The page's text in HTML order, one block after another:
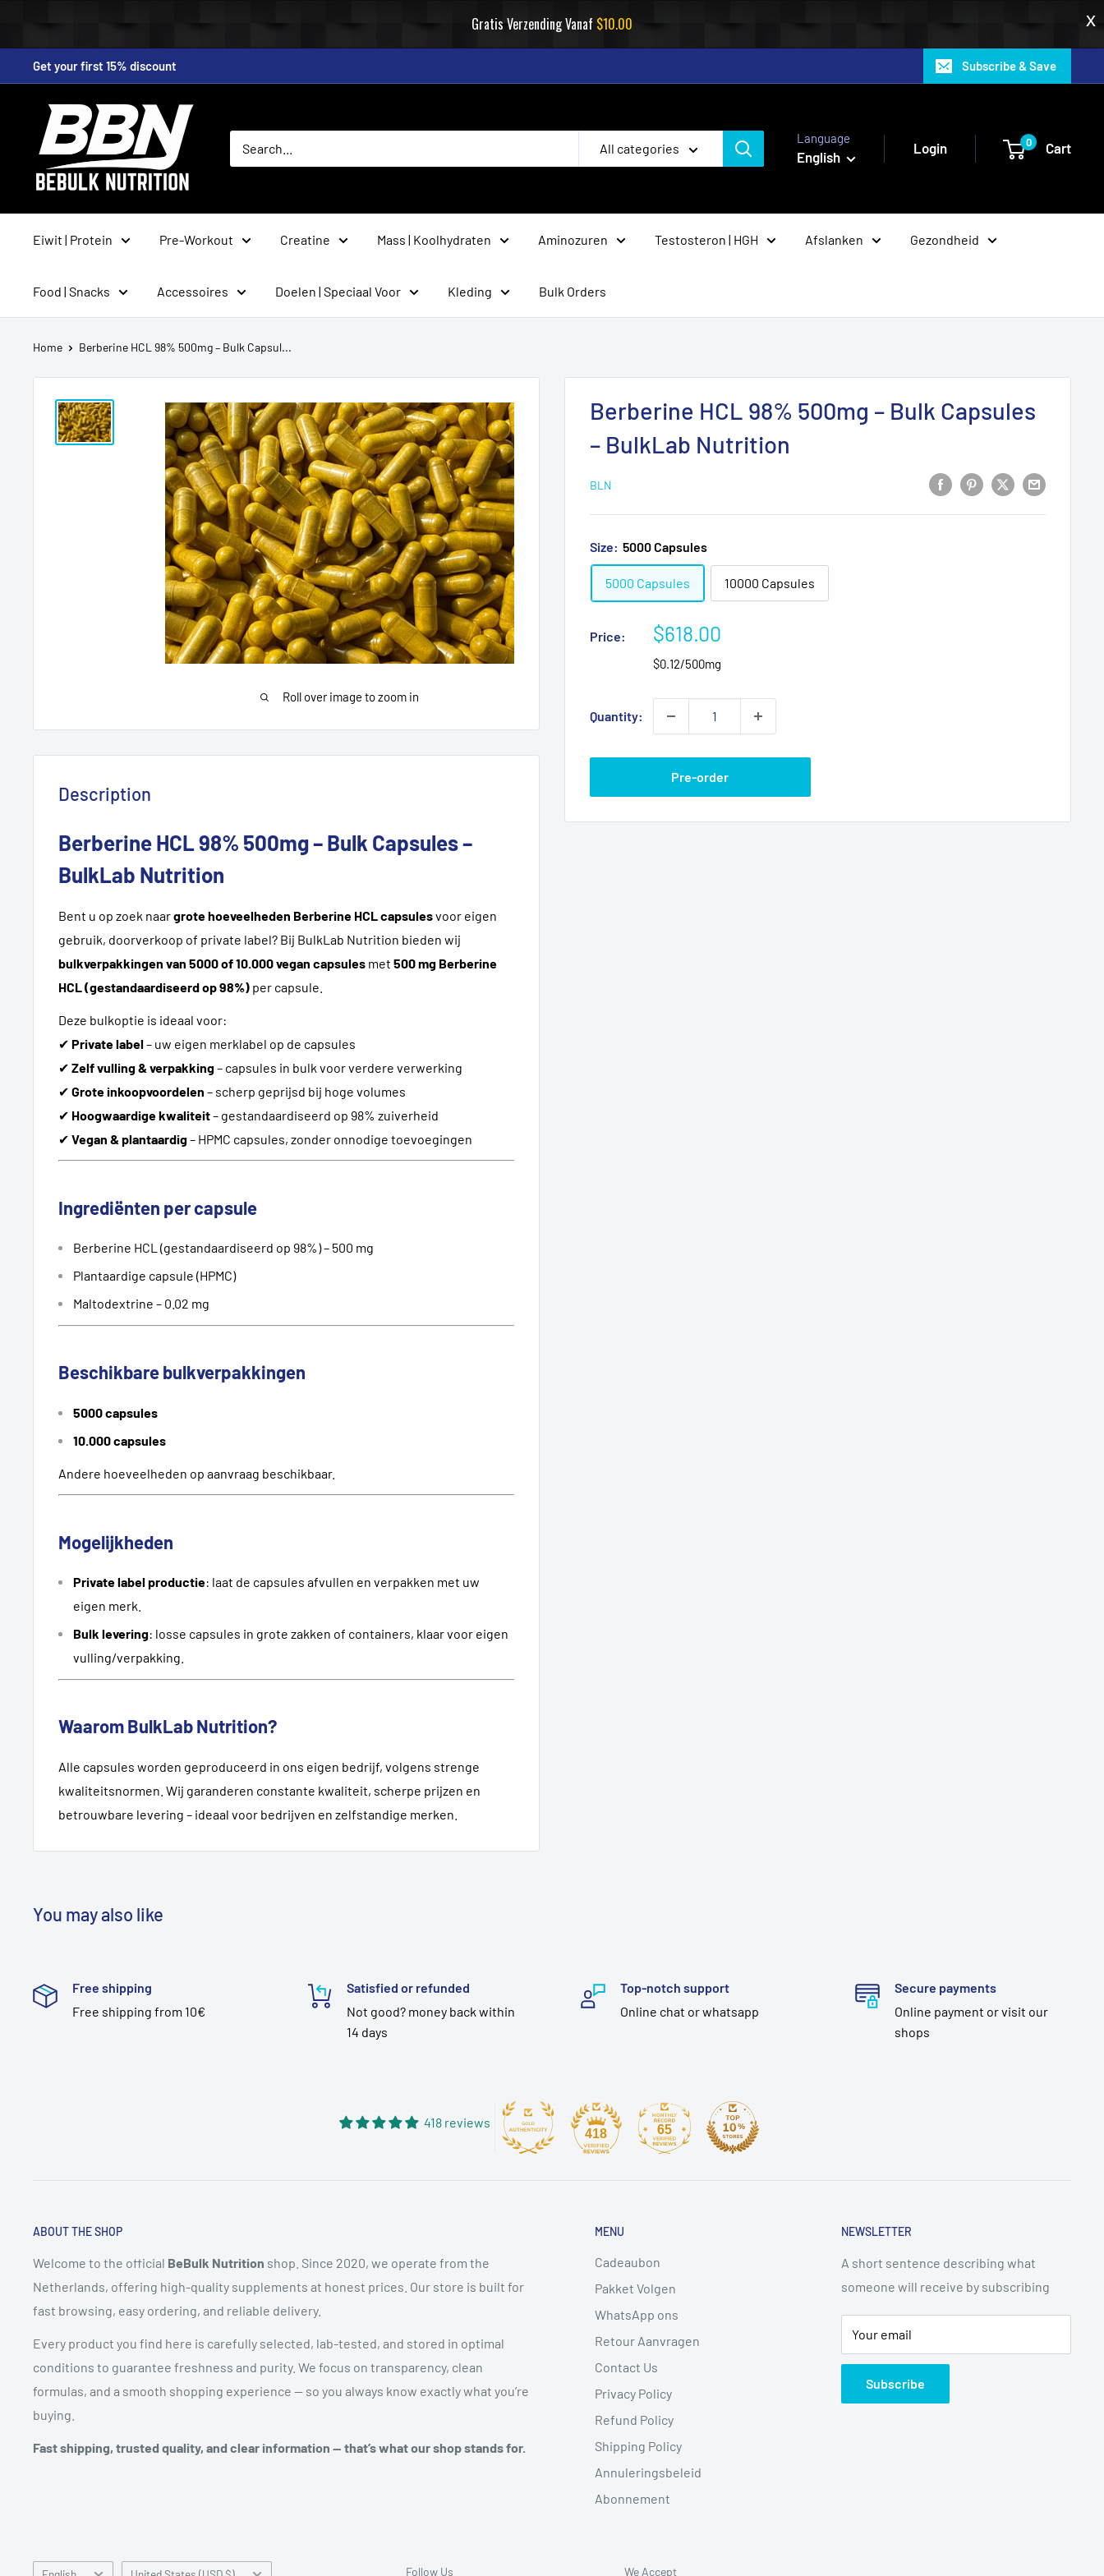
Gratis Verzending Vanaf $10.00
to
Get your first 15% discount Subscribe & Save
BeBulk
Nutrition
All categories
Language
English
Login 0 Cart
Eiwit | Protein Pre-Workout Creatine Mass | Koolhydraten Aminozuren Testosteron | HGH Afslanken Gezondheid
Food | Snacks Accessoires Doelen | Speciaal Voor Kleding Bulk Orders
Home Berberine HCL 98% 500mg – Bulk Capsul...
Roll over image to zoom in
Berberine HCL 98% 500mg – Bulk Capsules
– BulkLab Nutrition
BLN
Size: 5000 Capsules
5000 Capsules 10000 Capsules
Price:
Sale
price
$618.00
$0.12/500mg
Quantity:
Pre-order
Description
Berberine HCL 98% 500mg – Bulk Capsules –
BulkLab Nutrition
Bent u op zoek naargrote hoeveelheden Berberine HCL capsulesvoor eigen
gebruik, doorverkoop of private label? Bij BulkLab Nutrition bieden wij
bulkverpakkingen van 5000 of 10.000 vegan capsules met 500 mg Berberine
HCL (gestandaardiseerd op 98%) per capsule.
Deze bulkoptie is ideaal voor:
✔ Private label– uw eigen merklabel op de capsules
✔ Zelf vulling & verpakking– capsules in bulk voor verdere verwerking
✔ Grote inkoopvoordelen – scherp geprijsd bij hoge volumes
✔ Hoogwaardige kwaliteit– gestandaardiseerd op 98% zuiverheid
✔ Vegan & plantaardig– HPMC capsules, zonder onnodige toevoegingen
Ingrediënten per capsule
Berberine HCL (gestandaardiseerd op 98%) – 500 mg
Plantaardige capsule (HPMC)
Maltodextrine – 0.02 mg
Beschikbare bulkverpakkingen
5000 capsules
10.000 capsules
Andere hoeveelheden op aanvraag beschikbaar.
Mogelijkheden
Private label productie: laat de capsules afvullen en verpakken met uw
eigen merk.
Bulk levering: losse capsules in grote zakken of containers, klaar voor eigen
vulling/verpakking.
Waarom BulkLab Nutrition?
Alle capsules worden geproduceerd in ons eigen bedrijf, volgens strenge
kwaliteitsnormen. Wij garanderen constante kwaliteit, scherpe prijzen en
betrouwbare levering – ideaal voor bedrijven en zelfstandige merken.
You may also like
Free shipping
Free shipping from 10€
Satisfied or refunded
Not good? money back within
14 days
Top-notch support
Online chat or whatsapp
Secure payments
Online payment or visit our
shops
418 reviews
418 65
ABOUT THE SHOP
Welcome to the official BeBulk Nutrition shop. Since 2020, we operate from the
Netherlands, offering high-quality supplements at honest prices. Our store is built for
fast browsing, easy ordering, and reliable delivery.
Every product you find here is carefully selected, lab-tested, and stored in optimal
conditions to guarantee freshness and purity. We focus on transparency, clean
formulas, and a smooth shopping experience — so you always know exactly what you’re
buying.
Fast shipping, trusted quality, and clear information — that’s what our shop stands for.
MENU
Cadeaubon
Pakket Volgen
WhatsApp ons
Retour Aanvragen
Contact Us
Privacy Policy
Refund Policy
Shipping Policy
Annuleringsbeleid
Abonnement
NEWSLETTER
A short sentence describing what
someone will receive by subscribing
Your email
Subscribe
Language Country/region Follow Us We Accept